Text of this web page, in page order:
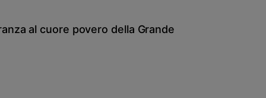
al cuore povero della Grande